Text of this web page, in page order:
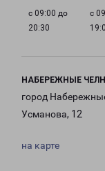
с 09:00 до
20:30
с
НАБЕРЕЖНЫЕ
город
Усманова, 12
на карте